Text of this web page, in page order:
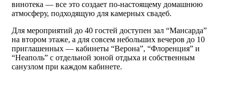
винотека — все это создает по-настоящему домашнюю
атмосферу, подходящую для камерных свадеб.
Для мероприятий до 40 гостей доступен зал “Мансарда”
на втором этаже, а для совсем небольших вечеров до 10
приглашенных — кабинеты “Верона”, “Флоренция” и
“Неаполь” с отдельной зоной отдыха и собственным
санузлом при каждом кабинете.